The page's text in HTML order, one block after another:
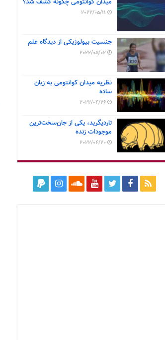
میدان کوانتومی چگونه کشف شد؟
2022/05/11
جنسیت بیولوژیکی از دیدگاه علم
2022/05/02
نظریه میدان کوانتومی به زبان
ساده
2022/04/26
تاردیگرید، یکی از جان‌سخت‌ترین
موجودات زنده
2022/04/20